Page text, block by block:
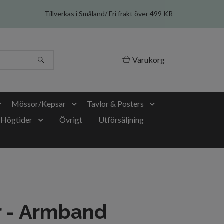
Tillverkas i Småland/ Fri frakt över 499 KR
Varukorg
Mössor/Kepsar
Tavlor & Posters
Högtider Övrigt
Utförsäljning
- Armband